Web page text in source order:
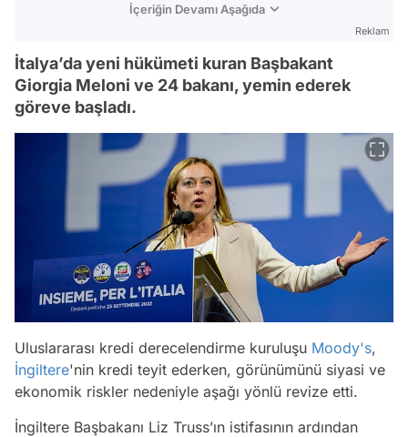
İçeriğin Devamı Aşağıda
Reklam
İtalya’da yeni hükümeti kuran Başbakant
Giorgia Meloni ve 24 bakanı, yemin ederek
göreve başladı.
Uluslararası kredi derecelendirme kuruluşu Moody's,
İngiltere'nin kredi teyit ederken, görünümünü siyasi ve
ekonomik riskler nedeniyle aşağı yönlü revize etti.
İngiltere Başbakanı Liz Truss’ın istifasının ardından